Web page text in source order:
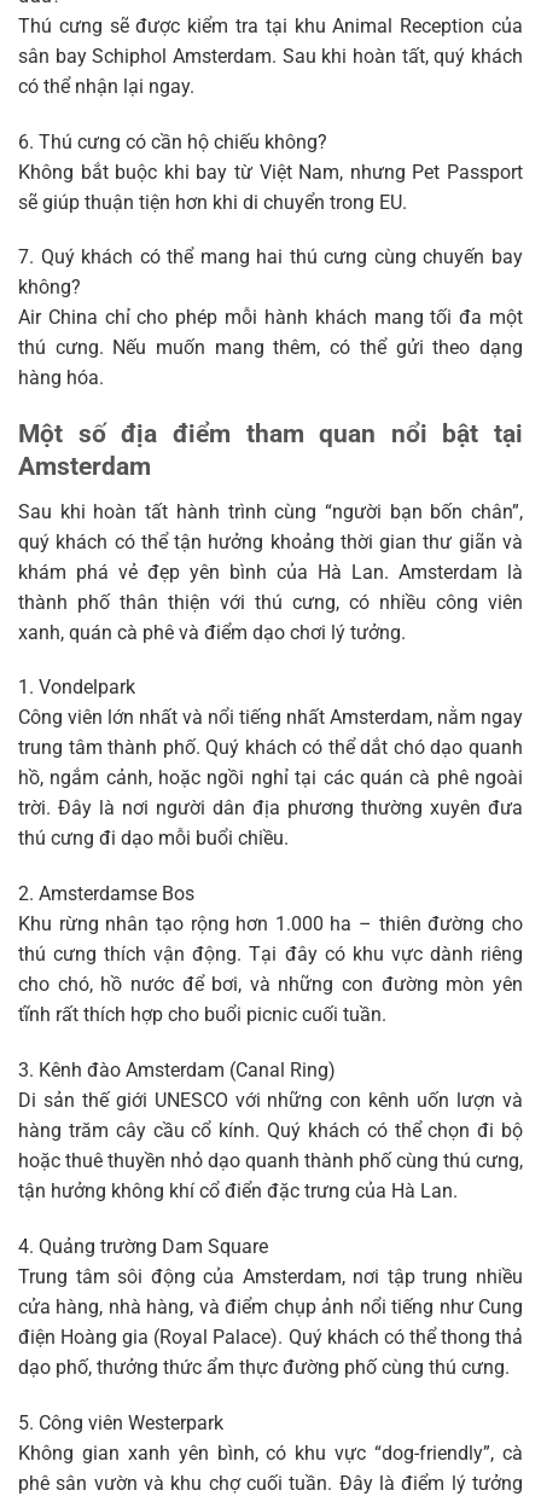
Thú cưng sẽ được kiểm tra tại khu Animal Reception của
sân bay Schiphol Amsterdam. Sau khi hoàn tất, quý khách
có thể nhận lại ngay.
6. Thú cưng có cần hộ chiếu không?
Không bắt buộc khi bay từ Việt Nam, nhưng Pet Passport
sẽ giúp thuận tiện hơn khi di chuyển trong EU.
7. Quý khách có thể mang hai thú cưng cùng chuyến bay
không?
Air China chỉ cho phép mỗi hành khách mang tối đa một
thú cưng. Nếu muốn mang thêm, có thể gửi theo dạng
hàng hóa.
Một số địa điểm tham quan nổi bật tại
Amsterdam
Sau khi hoàn tất hành trình cùng “người bạn bốn chân”,
quý khách có thể tận hưởng khoảng thời gian thư giãn và
khám phá vẻ đẹp yên bình của Hà Lan. Amsterdam là
thành phố thân thiện với thú cưng, có nhiều công viên
xanh, quán cà phê và điểm dạo chơi lý tưởng.
1. Vondelpark
Công viên lớn nhất và nổi tiếng nhất Amsterdam, nằm ngay
trung tâm thành phố. Quý khách có thể dắt chó dạo quanh
hồ, ngắm cảnh, hoặc ngồi nghỉ tại các quán cà phê ngoài
trời. Đây là nơi người dân địa phương thường xuyên đưa
thú cưng đi dạo mỗi buổi chiều.
2. Amsterdamse Bos
Khu rừng nhân tạo rộng hơn 1.000 ha – thiên đường cho
thú cưng thích vận động. Tại đây có khu vực dành riêng
cho chó, hồ nước để bơi, và những con đường mòn yên
tĩnh rất thích hợp cho buổi picnic cuối tuần.
3. Kênh đào Amsterdam (Canal Ring)
Di sản thế giới UNESCO với những con kênh uốn lượn và
hàng trăm cây cầu cổ kính. Quý khách có thể chọn đi bộ
hoặc thuê thuyền nhỏ dạo quanh thành phố cùng thú cưng,
tận hưởng không khí cổ điển đặc trưng của Hà Lan.
4. Quảng trường Dam Square
Trung tâm sôi động của Amsterdam, nơi tập trung nhiều
cửa hàng, nhà hàng, và điểm chụp ảnh nổi tiếng như Cung
điện Hoàng gia (Royal Palace). Quý khách có thể thong thả
dạo phố, thưởng thức ẩm thực đường phố cùng thú cưng.
5. Công viên Westerpark
Không gian xanh yên bình, có khu vực “dog-friendly”, cà
phê sân vườn và khu chợ cuối tuần. Đây là điểm lý tưởng